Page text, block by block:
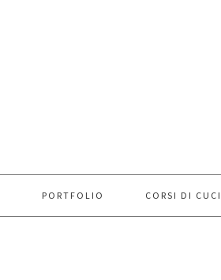
PORTFOLIO CORSI DI